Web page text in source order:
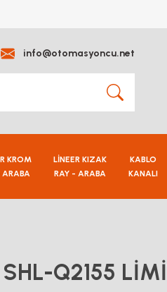
info@otomasyoncu.net
KROM
LİNEER KIZAK
RAY - ARABA
KABLO
KANALI
Q2155